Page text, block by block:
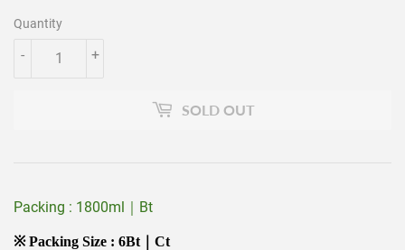
Quantity
+
-
SOLD OUT
Packing : 1800ml｜Bt
※ Packing Size : 6Bt｜Ct